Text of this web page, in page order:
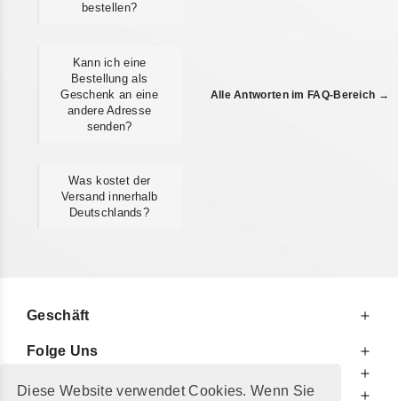
Diese Website verwendet Cookies. Wenn Sie
bestellen?
Kann ich eine
Bestellung als
Geschenk an eine
andere Adresse
senden?
Was kostet der
Versand innerhalb
Deutschlands?
Alle Antworten im FAQ-Bereich →
Geschäft
Folge Uns
Zu Ihrer Information